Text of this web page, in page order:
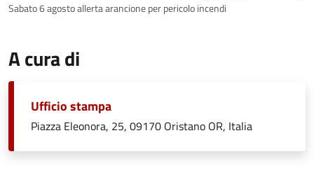
Sabato 6 agosto allerta arancione per pericolo incendi
A cura di
Ufficio stampa
Piazza Eleonora, 25, 09170 Oristano OR, Italia